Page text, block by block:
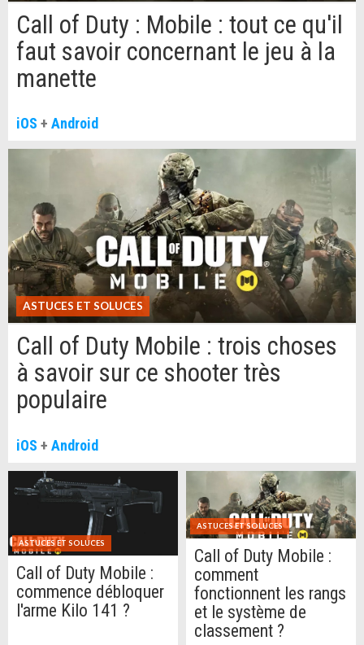
Call of Duty : Mobile : tout ce qu'il
faut savoir concernant le jeu à la
manette
iOS + Android
ASTUCES ET SOLUCES
Call of Duty Mobile : trois choses
à savoir sur ce shooter très
populaire
iOS + Android
ASTUCES ET SOLUCES
Call of Duty Mobile :
commence débloquer
l'arme Kilo 141 ?
ASTUCES ET SOLUCES
Call of Duty Mobile :
comment
fonctionnent les rangs
et le système de
classement ?